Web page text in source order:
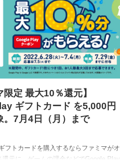
限定 最大10％還元】
ギフトカード を5,000円
。7月4日（月）まで
フトカードを購入するならファミマがオ
還元に ゲームの課金などでGoogle Play